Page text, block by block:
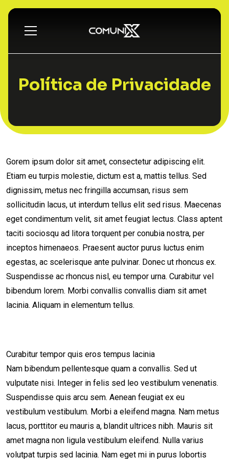
Política de Privacidade
Gorem ipsum dolor sit amet, consectetur adipiscing elit.
Etiam eu turpis molestie, dictum est a, mattis tellus. Sed
dignissim, metus nec fringilla accumsan, risus sem
sollicitudin lacus, ut interdum tellus elit sed risus. Maecenas
eget condimentum velit, sit amet feugiat lectus. Class aptent
taciti sociosqu ad litora torquent per conubia nostra, per
inceptos himenaeos. Praesent auctor purus luctus enim
egestas, ac scelerisque ante pulvinar. Donec ut rhoncus ex.
Suspendisse ac rhoncus nisl, eu tempor urna. Curabitur vel
bibendum lorem. Morbi convallis convallis diam sit amet
lacinia. Aliquam in elementum tellus.
Curabitur tempor quis eros tempus lacinia
Nam bibendum pellentesque quam a convallis. Sed ut
vulputate nisi. Integer in felis sed leo vestibulum venenatis.
Suspendisse quis arcu sem. Aenean feugiat ex eu
vestibulum vestibulum. Morbi a eleifend magna. Nam metus
lacus, porttitor eu mauris a, blandit ultrices nibh. Mauris sit
amet magna non ligula vestibulum eleifend. Nulla varius
volutpat turpis sed lacinia. Nam eget mi in purus lobortis